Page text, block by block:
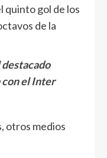
quinto gol de los
de la
destacado
el Inter
otros medios